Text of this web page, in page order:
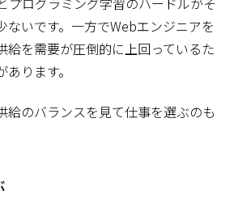
ないです。一方でWebエンジニアを
給を需要が圧倒的に上回っているた
ります。
給のバランスを見て仕事を選ぶのも